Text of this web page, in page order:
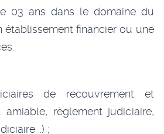
03 ans dans le domaine du
établissement financier ou une
de recouvrement et
règlement judiciaire,
..) ;